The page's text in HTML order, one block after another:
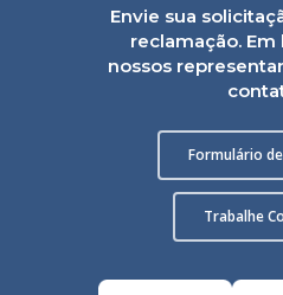
Envie sua
reclamação.
nossos
Formulário
Trabalhe